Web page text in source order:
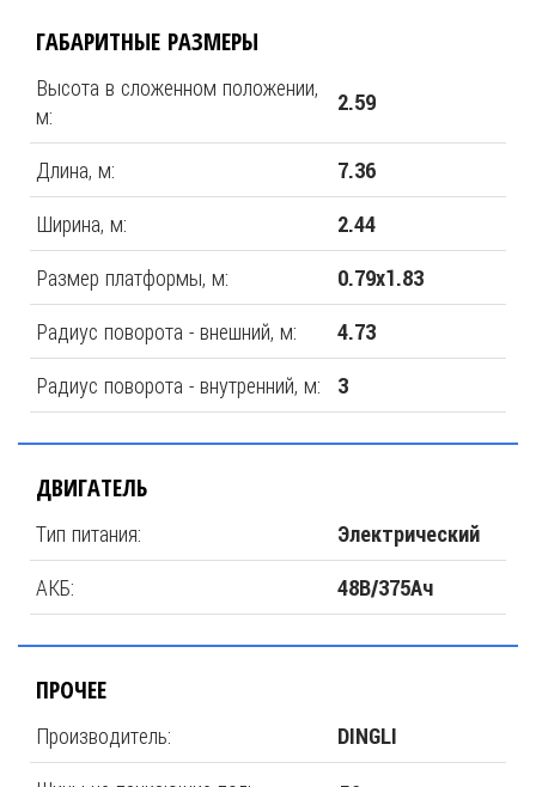
ГАБАРИТНЫЕ РАЗМЕРЫ
Высота в сложенном положении,
м:
2.59
Длина, м: 7.36
Ширина, м: 2.44
Размер платформы, м: 0.79х1.83
Радиус поворота - внешний, м: 4.73
Радиус поворота - внутренний, м: 3
ДВИГАТЕЛЬ
Тип питания: Электрический
АКБ: 48В/375Ач
ПРОЧЕЕ
Производитель: DINGLI